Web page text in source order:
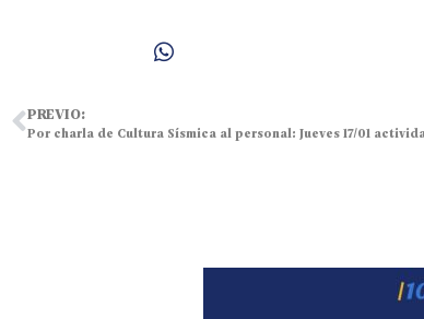
PREVIO:
Por charla de Cultura Sísmica al personal: Jueves 17/01